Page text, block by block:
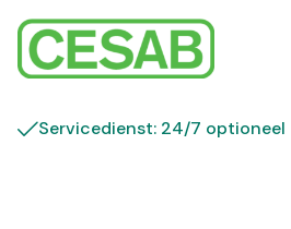
Servicedienst: 24/7 optioneel